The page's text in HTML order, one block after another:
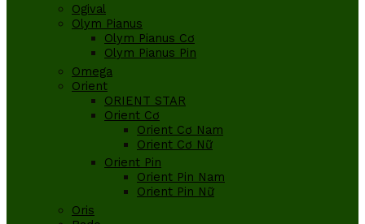
Ogival
Olym Pianus
Olym Pianus Cơ
Olym Pianus Pin
Omega
Orient
ORIENT STAR
Orient Cơ
Orient Cơ Nam
Orient Cơ Nữ
Orient Pin
Orient Pin Nam
Orient Pin Nữ
Oris